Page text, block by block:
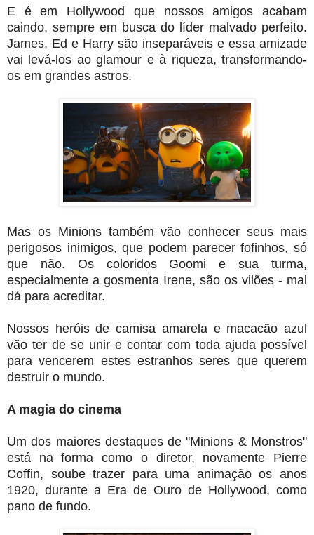
E é em Hollywood que nossos amigos acabam
caindo, sempre em busca do líder malvado perfeito.
James, Ed e Harry são inseparáveis e essa amizade
vai levá-los ao glamour e à riqueza, transformando-
os em grandes astros.
Mas os Minions também vão conhecer seus mais
perigosos inimigos, que podem parecer fofinhos, só
que não. Os coloridos Goomi e sua turma,
especialmente a gosmenta Irene, são os vilões - mal
dá para acreditar.
Nossos heróis de camisa amarela e macacão azul
vão ter de se unir e contar com toda ajuda possível
para vencerem estes estranhos seres que querem
destruir o mundo.
A magia do cinema
Um dos maiores destaques de "Minions & Monstros"
está na forma como o diretor, novamente Pierre
Coffin, soube trazer para uma animação os anos
1920, durante a Era de Ouro de Hollywood, como
pano de fundo.